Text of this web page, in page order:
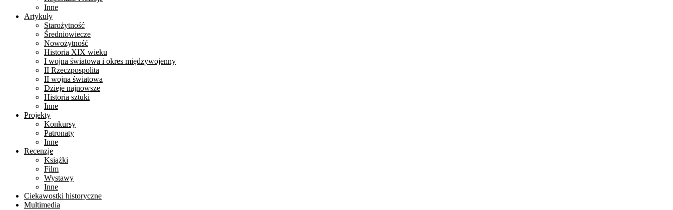
Inne
Artykuły
Starożytność
Średniowiecze
Nowożytność
Historia XIX wieku
I wojna światowa i okres międzywojenny
II Rzeczpospolita
II wojna światowa
Dzieje najnowsze
Historia sztuki
Inne
Projekty
Konkursy
Patronaty
Inne
Recenzje
Książki
Film
Wystawy
Inne
Ciekawostki historyczne
Multimedia